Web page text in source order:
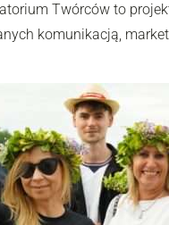
Twórców to
komunikacją,